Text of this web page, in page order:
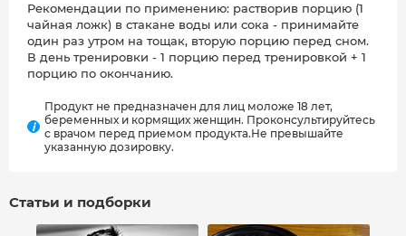
Рекомендации по применению: растворив порцию (1
чайная ложк) в стакане воды или сока - принимайте
один раз утром на тощак, вторую порцию перед сном.
В день тренировки - 1 порцию перед тренировкой + 1
порцию по окончанию.
i
Продукт не предназначен для лиц моложе 18 лет,
беременных и кормящих женщин. Проконсультируйтесь
с врачом перед приемом продукта.Не превышайте
указанную дозировку.
Статьи и подборки